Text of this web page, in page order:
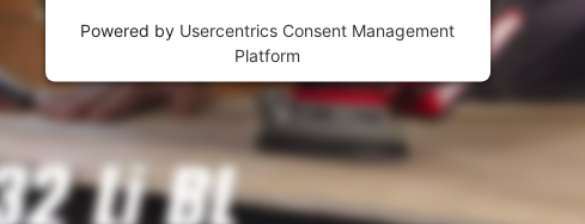
Powered by Usercentrics Consent Management
Platform